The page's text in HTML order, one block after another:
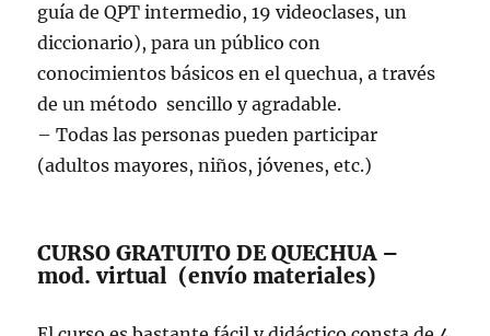
guía de QPT intermedio, 19 videoclases, un
diccionario), para un público con
conocimientos básicos en el quechua, a través
de un método sencillo y agradable.
– Todas las personas pueden participar
(adultos mayores, niños, jóvenes, etc.)
CURSO GRATUITO DE QUECHUA –
mod. virtual (envío materiales)